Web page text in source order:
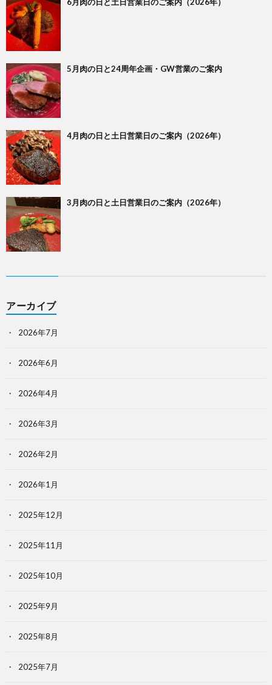
6月肉の日と土日営業日のご案内（2026年）
5月肉の日と24周年企画・GW営業のご案内
4月肉の日と土日営業日のご案内（2026年）
3月肉の日と土日営業日のご案内（2026年）
アーカイブ
2026年7月
2026年6月
2026年4月
2026年3月
2026年2月
2026年1月
2025年12月
2025年11月
2025年10月
2025年9月
2025年8月
2025年7月